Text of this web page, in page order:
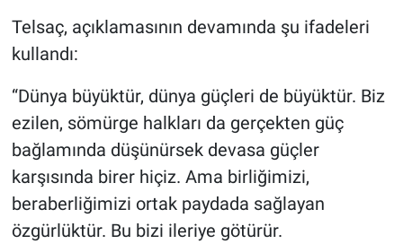
Telsaç, açıklamasının devamında şu ifadeleri
kullandı:
“Dünya büyüktür, dünya güçleri de büyüktür. Biz
ezilen, sömürge halkları da gerçekten güç
bağlamında düşünürsek devasa güçler
karşısında birer hiçiz. Ama birliğimizi,
beraberliğimizi ortak paydada sağlayan
özgürlüktür. Bu bizi ileriye götürür.